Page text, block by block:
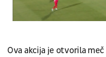
Ova akcija je otvorila